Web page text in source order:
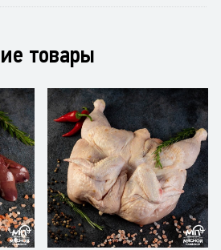
товары